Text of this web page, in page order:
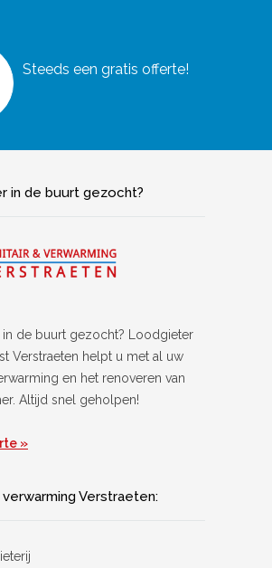
Steeds een gratis offerte!
in de buurt gezocht?
in de buurt gezocht? Loodgieter
Verstraeten helpt u met al uw
en het renoveren van
Altijd snel geholpen!
»
verwarming Verstraeten: